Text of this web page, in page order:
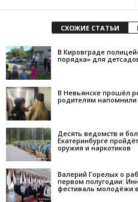
СХОЖИЕ СТАТЬИ
В Кировграде
порядка» для
В Невьянске прошёл
родителям напомнили
Десять ведомств и
Екатеринбурге
оружия и наркотиков
Валерий Горелых о
первом полугодии:
фестиваль молодёжи